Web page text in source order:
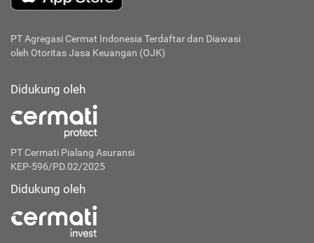
PT Agregasi Cermat Indonesia Terdaftar dan Diawasi
oleh Otoritas Jasa Keuangan (OJK)
Didukung oleh
PT Cermati Pialang Asuransi
KEP-596/PD.02/2025
Didukung oleh